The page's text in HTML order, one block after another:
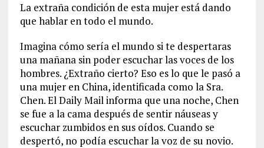
La extraña condición de esta mujer está dando
que hablar en todo el mundo.
Imagina cómo sería el mundo si te despertaras
una mañana sin poder escuchar las voces de los
hombres. ¿Extraño cierto? Eso es lo que le pasó a
una mujer en China, identificada como la Sra.
Chen. El Daily Mail informa que una noche, Chen
se fue a la cama después de sentir náuseas y
escuchar zumbidos en sus oídos. Cuando se
despertó, no podía escuchar la voz de su novio.